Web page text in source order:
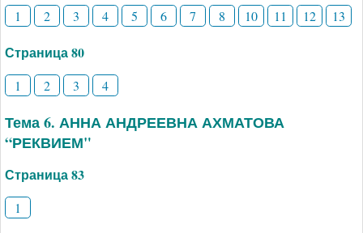
1 2 3 4 5 6 7 8 10 11 12 13
Страница 80
1 2 3 4
Тема 6. АННА АНДРЕЕВНА АХМАТОВА
“РЕКВИЕМ"
Страница 83
1